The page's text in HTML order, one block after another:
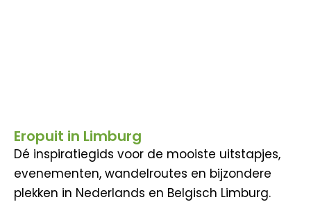
Eropuit in Limburg
Dé inspiratiegids voor de mooiste uitstapjes,
evenementen, wandelroutes en bijzondere
plekken in Nederlands en Belgisch Limburg.